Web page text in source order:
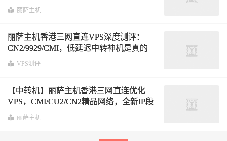
4837/香港CMI/台湾省/新加坡/日本原生IP
丽萨主机
丽萨主机香港三网直连VPS深度测评：
CN2/9929/CMI，低延迟中转神机是真的
吗？
VPS测评
【中转机】丽萨主机香港三网直连优化
VPS，CMI/CU2/CN2精品网络，全新IP段
上线，大陆最低延迟8ms，48小时内免费
丽萨主机